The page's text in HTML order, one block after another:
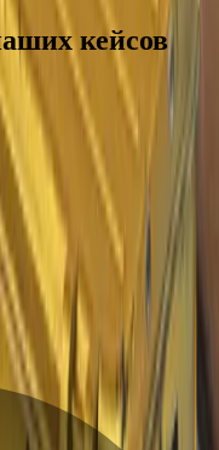
кейсов